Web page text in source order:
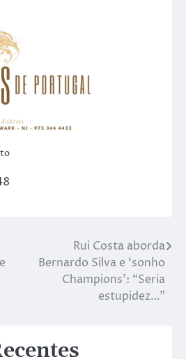
Rui Costa aborda
Bernardo Silva e ‘sonho
Champions’: “Seria
estupidez…”